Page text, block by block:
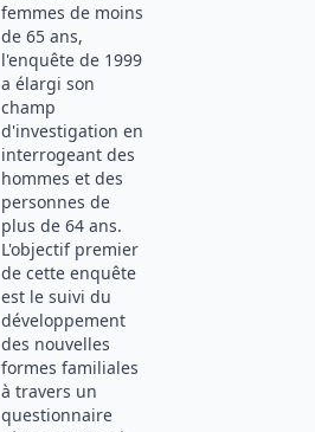
femmes de moins
de 65 ans,
l'enquête de 1999
a élargi son
champ
d'investigation en
interrogeant des
hommes et des
personnes de
plus de 64 ans.
L'objectif premier
de cette enquête
est le suivi du
développement
des nouvelles
formes familiales
à travers un
questionnaire